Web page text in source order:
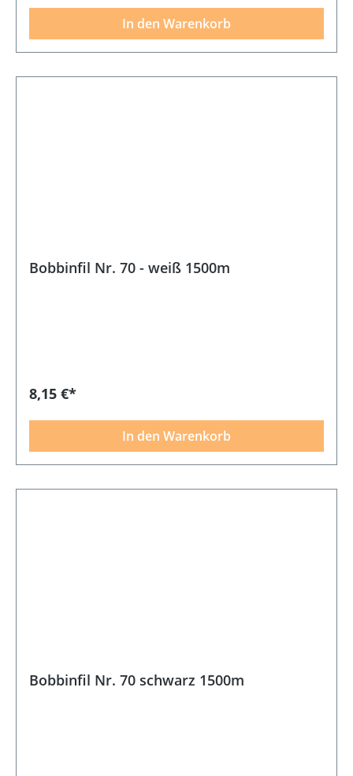
In den Warenkorb
Bobbinfil Nr. 70 - weiß 1500m
8,15 €*
In den Warenkorb
Bobbinfil Nr. 70 schwarz 1500m